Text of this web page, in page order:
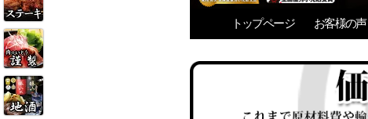
トップページ お客様の声